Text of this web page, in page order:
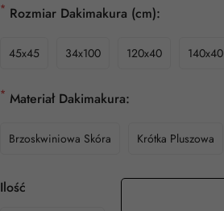
* Rozmiar Dakimakura (cm):
45x45 34x100 120x40 140x40
* Materiał Dakimakura:
Brzoskwiniowa Skóra Krótka Pluszowa
Ilość